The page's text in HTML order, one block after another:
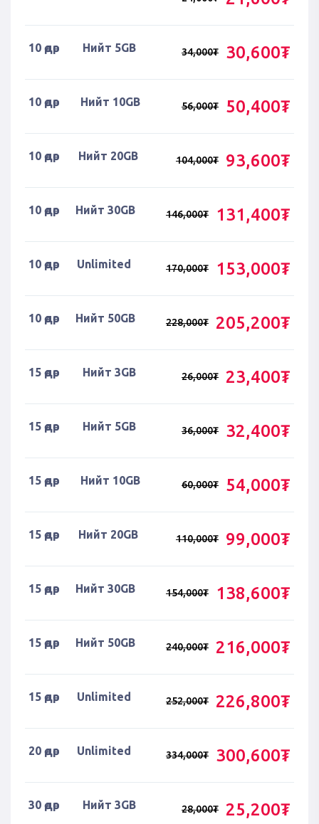
10 өдөр Нийт 5GB 34,000₮ 30,600₮
10 өдөр Нийт 10GB 56,000₮ 50,400₮
10 өдөр Нийт 20GB 104,000₮ 93,600₮
10 өдөр Нийт 30GB 146,000₮ 131,400₮
10 өдөр Unlimited 170,000₮ 153,000₮
10 өдөр Нийт 50GB 228,000₮ 205,200₮
15 өдөр Нийт 3GB 26,000₮ 23,400₮
15 өдөр Нийт 5GB 36,000₮ 32,400₮
15 өдөр Нийт 10GB 60,000₮ 54,000₮
15 өдөр Нийт 20GB 110,000₮ 99,000₮
15 өдөр Нийт 30GB 154,000₮ 138,600₮
15 өдөр Нийт 50GB 240,000₮ 216,000₮
15 өдөр Unlimited 252,000₮ 226,800₮
20 өдөр Unlimited 334,000₮ 300,600₮
30 өдөр Нийт 3GB 28,000₮ 25,200₮